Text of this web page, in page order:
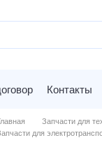
Контакты
Запчасти для
для